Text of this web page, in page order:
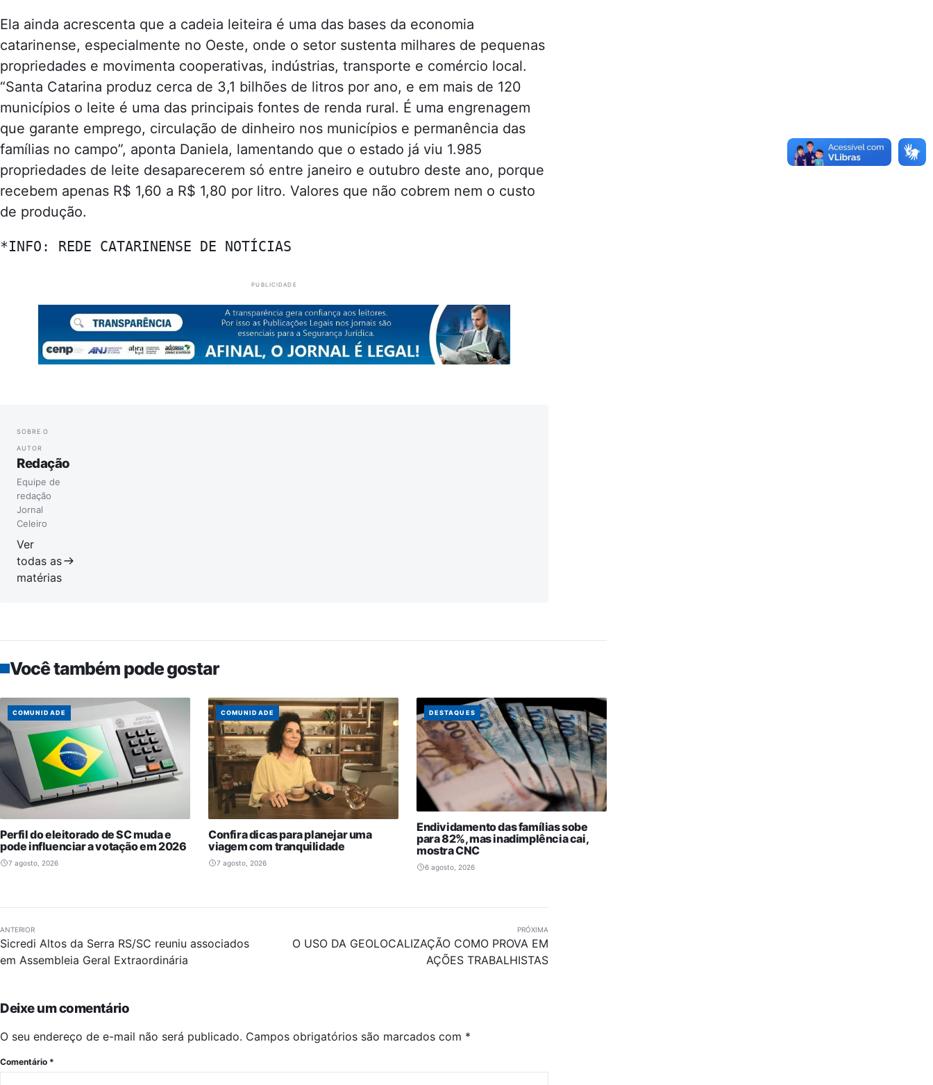
Ela ainda acrescenta que a cadeia leiteira é uma das bases da economia
catarinense, especialmente no Oeste, onde o setor sustenta milhares de pequenas
propriedades e movimenta cooperativas, indústrias, transporte e comércio local.
“Santa Catarina produz cerca de 3,1 bilhões de litros por ano, e em mais de 120
municípios o leite é uma das principais fontes de renda rural. É uma engrenagem
que garante emprego, circulação de dinheiro nos municípios e permanência das
famílias no campo”, aponta Daniela, lamentando que o estado já viu 1.985
propriedades de leite desaparecerem só entre janeiro e outubro deste ano, porque
recebem apenas R$ 1,60 a R$ 1,80 por litro. Valores que não cobrem nem o custo
de produção.
*INFO: REDE CATARINENSE DE NOTÍCIAS
PUBLICIDADE
SOBRE O
AUTOR
Redação
Equipe de
redação
Jornal
Celeiro
Ver
todas as
matérias
Você também pode gostar
COMUNIDADE
Perfil do eleitorado de SC muda e
pode influenciar a votação em 2026
7 agosto, 2026
COMUNIDADE
Confira dicas para planejar uma
viagem com tranquilidade
7 agosto, 2026
DESTAQUES
Endividamento das famílias sobe
para 82%, mas inadimplência cai,
mostra CNC
6 agosto, 2026
ANTERIOR
Sicredi Altos da Serra RS/SC reuniu associados
em Assembleia Geral Extraordinária
PRÓXIMA
O USO DA GEOLOCALIZAÇÃO COMO PROVA EM
AÇÕES TRABALHISTAS
Deixe um comentário
O seu endereço de e-mail não será publicado. Campos obrigatórios são marcados com *
Comentário *